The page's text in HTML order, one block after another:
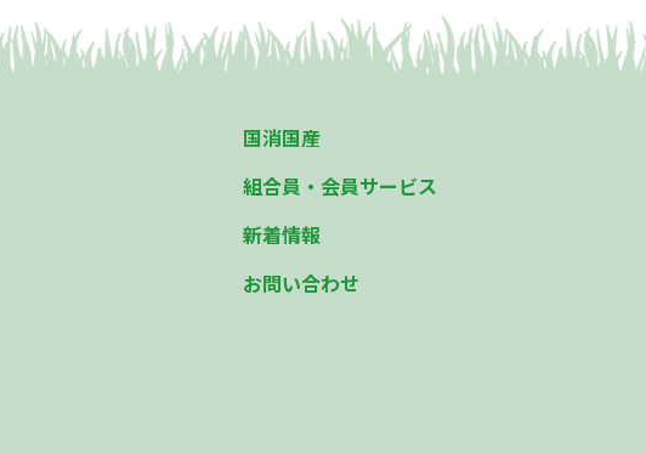
国消国産
組合員・会員サービス
新着情報
お問い合わせ